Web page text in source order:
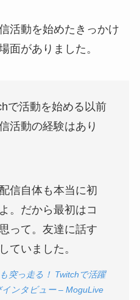
活動を始めたきっかけ
面がありました。
活動を始める以前
活動の経験はあり
信自体も本当に初
。だから最初はコ
って。友達に話す
ていました。
突っ走る！ Twitchで活躍
ンタビュー – MoguLive